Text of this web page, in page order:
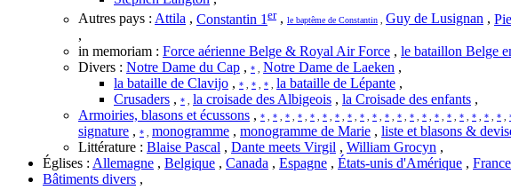
Autres pays : Attila , Constantin 1 er, le baptême de Constantin , Guy de Lusignan ,
,
in memoriam : Force aérienne Belge & Royal Air Force , le bataillon Belge
Divers : Notre Dame du Cap , * Notre Dame de Laeken ,
la bataille de Clavijo , * * * la bataille de Lépante ,
Crusaders , * la croisade des Albigeois , la Croisade des enfants ,
Armoiries, blasons et écussons , * * * * * * * * * * * * * * * * * * * *
signature , * monogramme , monogramme de Marie , liste et blasons &
Littérature : Blaise Pascal , Dante meets Virgil , William Grocyn ,
Églises : Allemagne , Belgique , Canada , Espagne , États-unis d'Amérique , France
Bâtiments divers ,